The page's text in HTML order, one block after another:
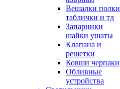
Вешалки полки
таблички и тд
Запарники
шайки ушаты
Клапана и
решетки
Ковши черпаки
Обливные
устройства